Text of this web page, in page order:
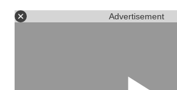
Advertisement